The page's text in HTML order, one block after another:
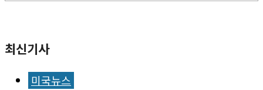
최신기사
미국뉴스